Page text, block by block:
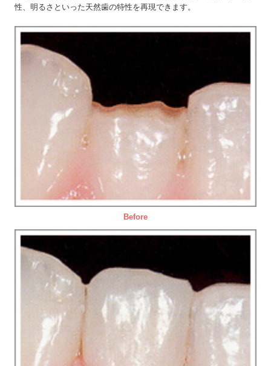
性、明るさといった天然歯の特性を再現できます。
Before